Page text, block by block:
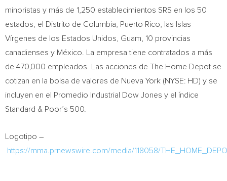
minoristas y más de 1,250 establecimientos SRS en los 50
estados, el Distrito de Columbia, Puerto Rico, las Islas
Vírgenes de los Estados Unidos, Guam, 10 provincias
canadienses y México. La empresa tiene contratados a más
de 470,000 empleados. Las acciones de The Home Depot se
cotizan en la bolsa de valores de Nueva York (NYSE: HD) y se
incluyen en el Promedio Industrial Dow Jones y el índice
Standard & Poor’s 500.
Logotipo –
https://mma.prnewswire.com/media/118058/